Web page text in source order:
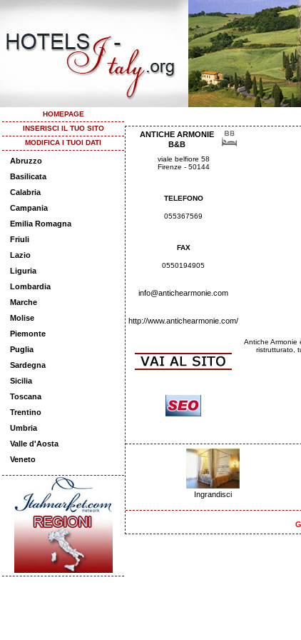
HOMEPAGE
INSERISCI IL TUO SITO
MODIFICA I TUOI DATI
Abruzzo
Basilicata
Calabria
Campania
Emilia Romagna
Friuli
Lazio
Liguria
Lombardia
Marche
Molise
Piemonte
Puglia
Sardegna
Sicilia
Toscana
Trentino
Umbria
Valle d'Aosta
Veneto
ANTICHE ARMONIE
B&B
viale belfiore 58
Firenze - 50144
TELEFONO
055367569
FAX
0550194905
info@antichearmonie.com
http://www.antichearmonie.com/
Antiche Armonie
ristrutturato,
Ingrandisci